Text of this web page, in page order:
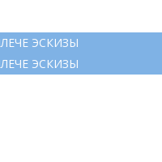
ЭСКИЗЫ
ЭСКИЗЫ